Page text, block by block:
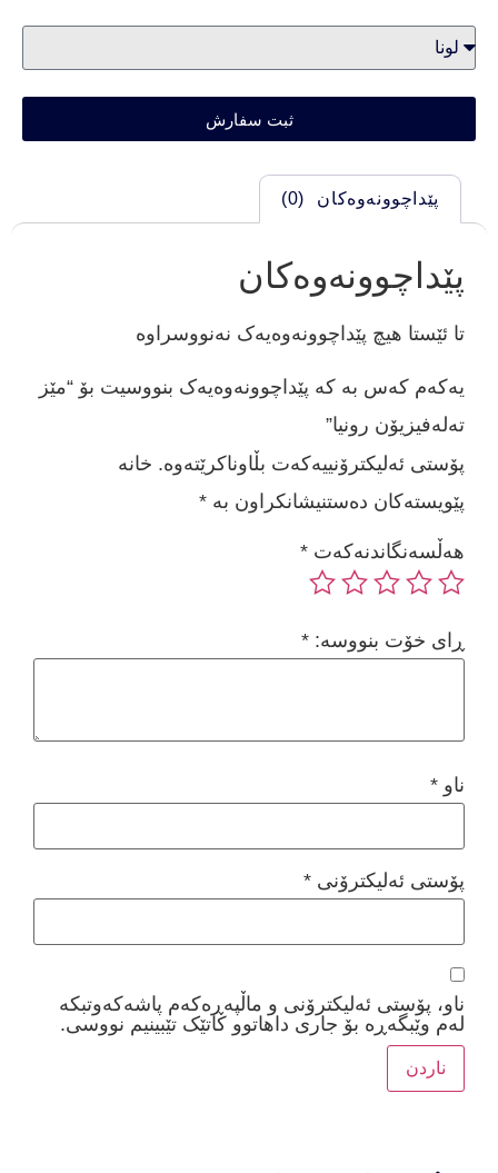
ثبت سفارش
پێداچوونەوەکان (0)
پێداچوونەوەکان
تا ئێستا هیچ پێداچوونەوەیەک نەنووسراوە
یەکەم کەس بە کە پێداچوونەوەیەک بنووسیت بۆ “مێز
تەلەفیزیۆن رونیا”
پۆستی ئەلیکترۆنییەکەت بڵاوناکرێتەوە. خانە
پێویستەکان دەستنیشانکراون بە *
هەڵسەنگاندنەکەت *
ڕای خۆت بنووسە: *
ناو *
پۆستی ئەلیکترۆنی *
ناو، پۆستی ئەلیکترۆنی و ماڵپەڕەکەم پاشەکەوتبکە
لەم وێبگەڕە بۆ جاری داهاتوو کاتێک تێبینیم نووسی.